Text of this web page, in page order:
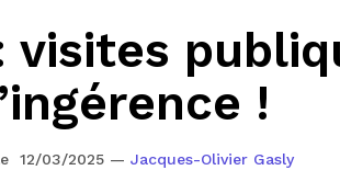
visites
!
12/03/2025 — Jacques-Olivier Gasly